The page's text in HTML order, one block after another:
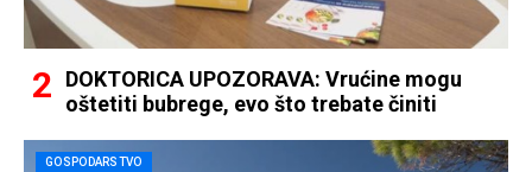
DOKTORICA UPOZORAVA: Vrućine mogu
oštetiti bubrege, evo što trebate činiti
GOSPODARSTVO